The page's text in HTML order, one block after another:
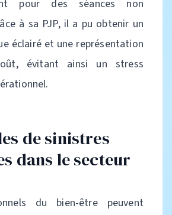
pour des séances non
à sa PJP, il a pu obtenir un
éclairé et une représentation
évitant ainsi un stress
de sinistres
dans le secteur
du bien-être peuvent